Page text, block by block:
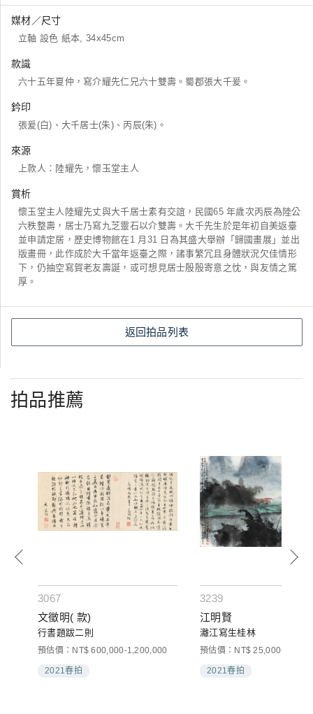
媒材／尺寸
立軸 設色 紙本, 34x45cm
款識
六十五年夏仲，寫介耀先仁兄六十雙壽。蜀郡張大千爰。
鈐印
張爰(白)、大千居士(朱)、丙辰(朱)。
來源
上款人：陸耀先，懷玉堂主人
賞析
懷玉堂主人陸耀先丈與大千居士素有交誼，民國65 年歲次丙辰為陸公
六秩整壽，居士乃寫九芝靈石以介雙壽。大千先生於是年初自美返臺
並申請定居，歷史博物館在1 月31 日為其盛大舉辦「歸國畫展」並出
版畫冊，此作成於大千當年返臺之際，諸事繁冗且身體狀況欠佳情形
下，仍抽空寫賀老友壽誕，或可想見居士殷殷寄意之忱，與友情之篤
厚。
返回拍品列表
拍品推薦
3067
文徵明( 款)
行書題跋二則
預估價：NT$ 600,000-1,200,000
2021春拍
3239
江明賢
灕江寫生桂林
預估價：NT$ 25,000-40,000
2021春拍